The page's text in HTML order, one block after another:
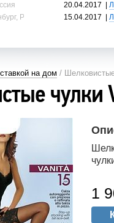
Россия
20.04.2017
15.04.2017
на дом /
чулки
1